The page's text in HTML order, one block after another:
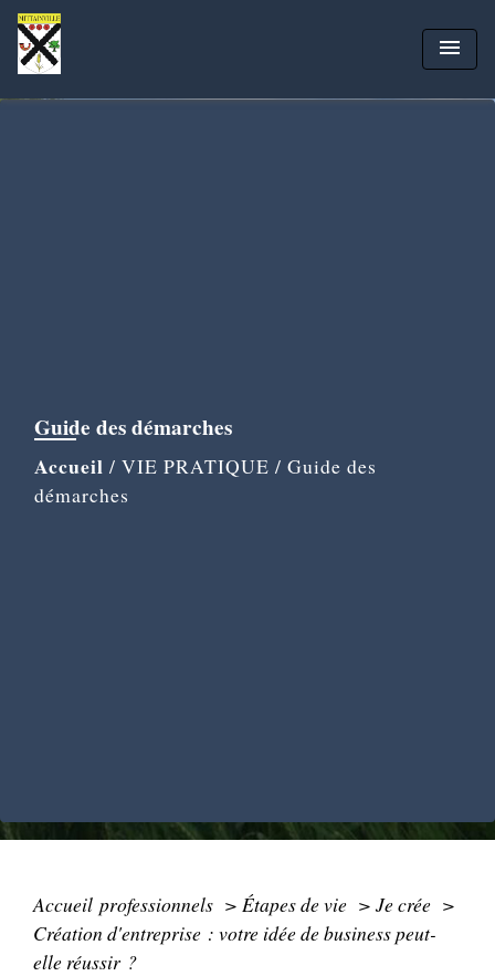
menu
Guide des démarches
Accueil / VIE PRATIQUE / Guide des
démarches
Accueil professionnels > Étapes de vie > Je crée >
Création d'entreprise : votre idée de business peut-
elle réussir ?